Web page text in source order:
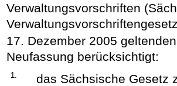
Verwaltungsvorschriften
17. Dezember 2005
Neufassung berücksichtigt:
1.
das Sächsische Gesetz